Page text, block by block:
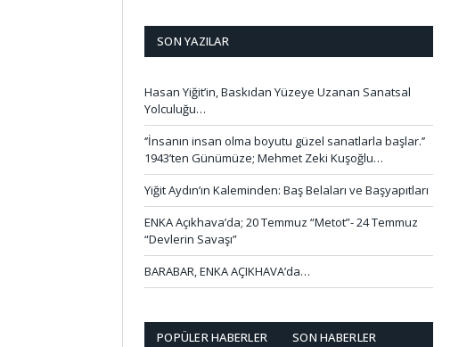
SON YAZILAR
Hasan Yiğit’in, Baskıdan Yüzeye Uzanan Sanatsal
Yolculuğu…
‘’İnsanın insan olma boyutu güzel sanatlarla başlar.’’
1943’ten Günümüze; Mehmet Zeki Kuşoğlu…
Yiğit Aydın’ın Kaleminden: Baş Belaları ve Başyapıtları
ENKA Açıkhava’da; 20 Temmuz “Metot”- 24 Temmuz
“Devlerin Savaşı”
BARABAR, ENKA AÇIKHAVA’da…
POPÜLER HABERLER SON HABERLER